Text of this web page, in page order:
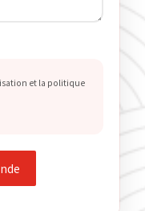
et la politique